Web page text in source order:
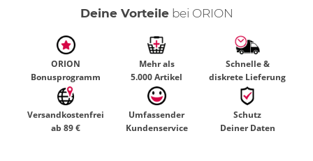
Deine Vorteilebei ORION
ORION
Bonusprogramm
Mehr als
5.000 Artikel
Schnelle &
diskrete Lieferung
Versandkostenfrei
ab 89 €
Umfassender
Kundenservice
Schutz
Deiner Daten